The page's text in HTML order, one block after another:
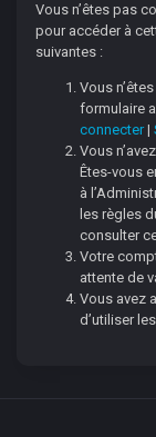
Vous n’êtes pas
pour accéder à
suivantes :
Vous
formulaire
connecter|
Vous
Êtes-vous
à
les règles
consulter
Votre
attente de
Vous avez
d’utiliser